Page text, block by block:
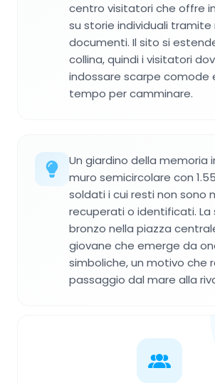
centro visitatori che offre
su storie individuali
documenti. Il sito si
collina, quindi i visitatori
indossare scarpe comode
tempo per camminare.
Un giardino della memoria
muro semicircolare con
soldati i cui resti non sono
recuperati o identificati.
bronzo nella piazza
giovane che emerge da
simboliche, un motivo che
passaggio dal mare alla